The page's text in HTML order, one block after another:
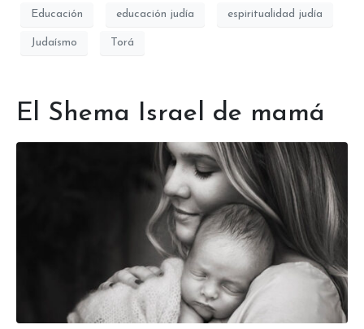
Educación educación judía espiritualidad judía
Judaísmo Torá
El Shema Israel de mamá